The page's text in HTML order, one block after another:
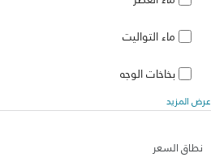
ماء التواليت
بخاخات الوجه
عرض المزيد
نطاق السعر